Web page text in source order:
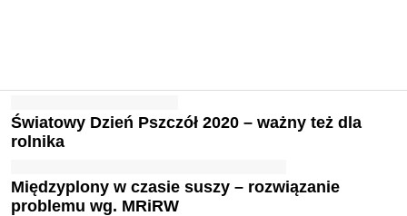
Światowy Dzień Pszczół 2020 – ważny też dla
rolnika
Międzyplony w czasie suszy – rozwiązanie
problemu wg. MRiRW